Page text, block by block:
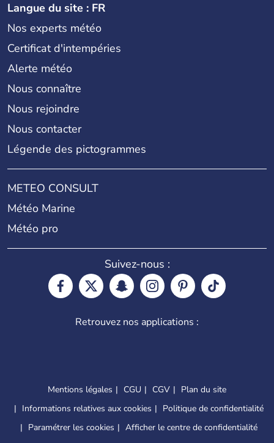
Langue du site : FR
Nos experts météo
Certificat d'intempéries
Alerte météo
Nous connaître
Nous rejoindre
Nous contacter
Légende des pictogrammes
METEO CONSULT
Météo Marine
Météo pro
Suivez-nous :
Retrouvez nos applications :
Mentions légales CGU CGV
Plan du site
Informations relatives aux cookies
Politique de confidentialité
Paramétrer les cookies
Afficher le centre de confidentialité